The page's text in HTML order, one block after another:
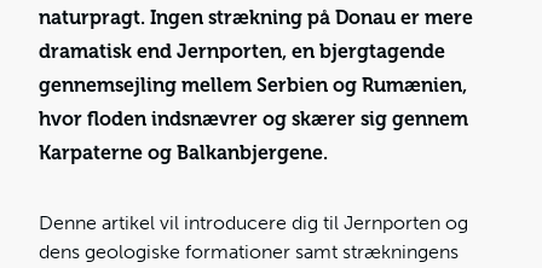
naturpragt. Ingen strækning på Donau er mere
dramatisk end Jernporten, en bjergtagende
gennemsejling mellem Serbien og Rumænien,
hvor floden indsnævrer og skærer sig gennem
Karpaterne og Balkanbjergene.
Denne artikel vil introducere dig til Jernporten og
dens geologiske formationer samt strækningens